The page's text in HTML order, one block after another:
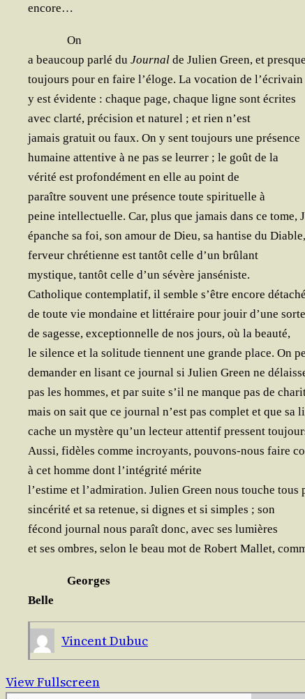
encore…
On
a beau­coup par­lé du Jour­nal de Julien Green, et presque
tou­jours pour en faire l’éloge. La voca­tion de l’écrivain
y est évi­dente : chaque page, chaque ligne sont écrites
avec clar­té, pré­ci­sion et natu­rel ; et rien n’est
jamais gra­tuit ou faux. On y sent tou­jours une présence
humaine atten­tive à ne pas se leur­rer ; le goût de la
véri­té est pro­fon­dé­ment en elle au point de
paraître sou­vent une pré­sence toute spi­ri­tuelle à
peine intel­lec­tuelle. Car, plus que jamais dans ce tome,
épanche sa foi, son amour de Dieu, sa han­tise du
fer­veur chré­tienne est tan­tôt celle d’un brûlant
mys­tique, tan­tôt celle d’un sévère janséniste.
Catho­lique contem­pla­tif, il semble s’être encore détaché
de toute vie mon­daine et lit­té­raire pour jouir d’une sorte
de sagesse, excep­tion­nelle de nos jours, où la beauté,
le silence et la soli­tude tiennent une grande place. On
deman­der en lisant ce jour­nal si Julien Green ne
pas les hommes, et par suite s’il ne manque pas de
mais on sait que ce jour­nal n’est pas com­plet et que sa
cache un mys­tère qu’un lec­teur atten­tif pressent
Aus­si, fidèles comme incroyants, pou­vons-nous faire
à cet homme dont l’intégrité mérite
l’estime et l’admiration. Julien Green nous touche tous
sin­cé­ri­té et sa rete­nue, si dignes et si simples ; son
fécond jour­nal nous paraît donc, avec ses lumières
et ses ombres, selon le beau mot de Robert Mal­let,
Georges
Belle
Vincent Dubuc
View Fullscreen